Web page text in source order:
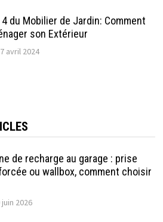
4 du Mobilier de Jardin: Comment
son Extérieur
avril 2024
de recharge au garage : prise
ou wallbox, comment choisir
juin 2026